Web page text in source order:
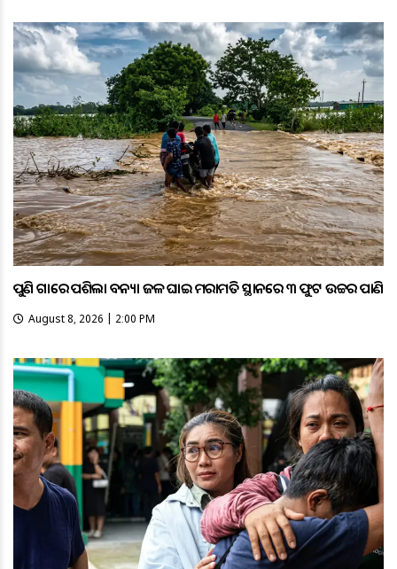
ପୁଣି ଗାଁରେ ପଶିଲା ବନ୍ୟା ଜଳ ଘାଇ ମରାମତି ସ୍ଥାନରେ ୩ ଫୁଟ ଉଚ୍ଚର ପାଣି
August 8, 2026 | 2:00 PM